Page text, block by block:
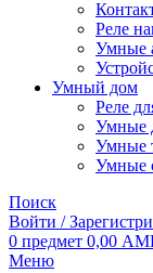
Реле
Умные
Умный дом
Реле
Умные
Умные
Умные
Поиск
Войти /
0 предмет 0,00
Меню